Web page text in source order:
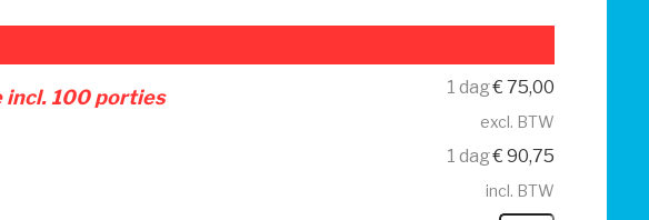
1 dag€ 75,00
excl. BTW
1 dag€ 90,75
incl. BTW
incl. 100 porties